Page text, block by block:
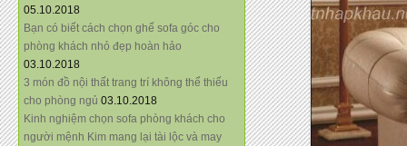
05.10.2018
Bạn có biết cách chọn ghế sofa góc cho
phòng khách nhỏ đẹp hoàn hảo
03.10.2018
3 món đồ nội thất trang trí không thể thiếu
cho phòng ngủ 03.10.2018
Kinh nghiệm chọn sofa phòng khách cho
người mệnh Kim mang lại tài lộc và may